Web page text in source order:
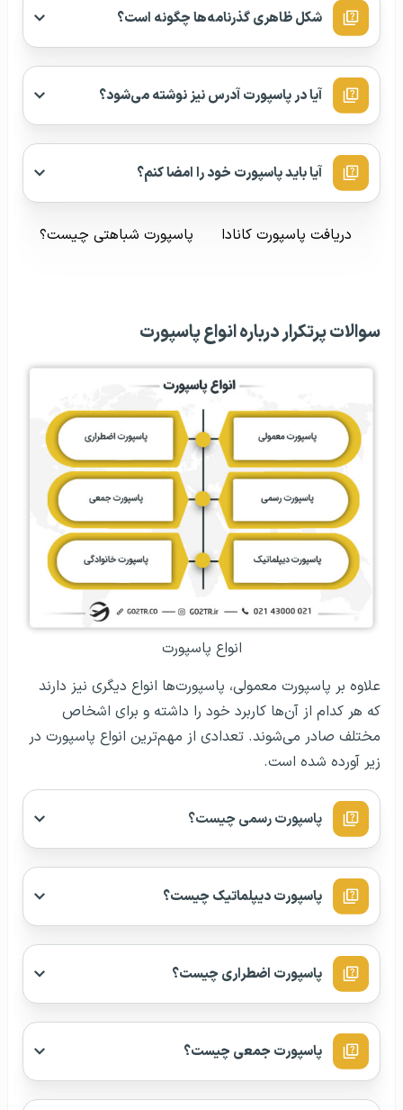
شکل ظاهری گذرنامه‌ها چگونه است؟
آیا در پاسپورت آدرس نیز نوشته می‌شود؟
آیا باید پاسپورت خود را امضا کنم؟
دریافت پاسپورت کانادا پاسپورت شباهتی چیست؟
سوالات پرتکرار درباره انواع پاسپورت
انواع پاسپورت
علاوه بر پاسپورت معمولی، پاسپورت‌ها انواع دیگری نیز دارند
که هر کدام از آن‌ها کاربرد خود را داشته و برای اشخاص
مختلف صادر می‌شوند. تعدادی از مهم‌ترین انواع پاسپورت در
زیر آورده شده است.
پاسپورت رسمی چیست؟
پاسپورت دیپلماتیک چیست؟
پاسپورت اضطراری چیست؟
پاسپورت جمعی چیست؟